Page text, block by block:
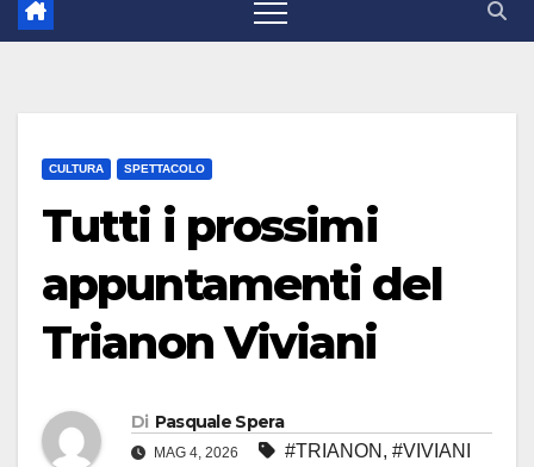
CULTURA SPETTACOLO
Tutti i prossimi
appuntamenti del
Trianon Viviani
Di Pasquale Spera
MAG 4, 2026 #TRIANON , #VIVIANI